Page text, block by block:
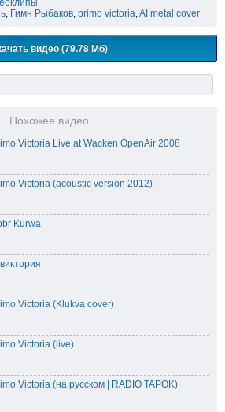
, Гимн Рыбаков, primo victoria,AI metal cover
видео (79.78 Мб)
Похожее видео
Victoria Live at Wacken OpenAir 2008
Victoria (acoustic version 2012)
Kurwa
Victoria (Klukva cover)
Victoria (live)
Victoria (на русском | RADIO TAPOK)